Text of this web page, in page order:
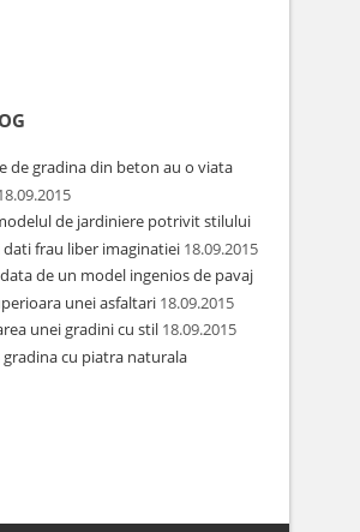
de gradina din beton au o viata
de jardiniere potrivit stilului
dati frau liber imaginatiei 18.09.2015
de un model ingenios de pavaj
unei asfaltari 18.09.2015
unei gradini cu stil 18.09.2015
gradina cu piatra naturala